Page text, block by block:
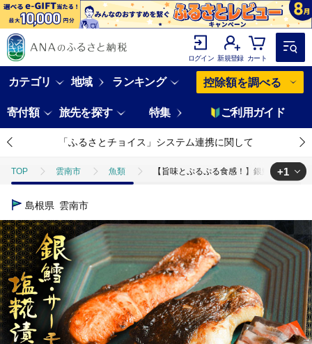
ログイン 新規登録 カート
カテゴリ 地域 ランキング 控除額を調べる
寄付額 旅先を探す 特集 ご利用ガイド
「ふるさとチョイス」システム連携に関して
TOP 雲南市 魚類 【旨味とぷるぷる食感！】銀鱈・サーモ
TOP
+1
島根県 雲南市